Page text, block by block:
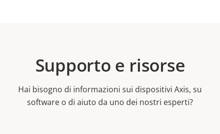
Supporto e risorse
Hai bisogno di informazioni sui dispositivi Axis, su
software o di aiuto da uno dei nostri esperti?